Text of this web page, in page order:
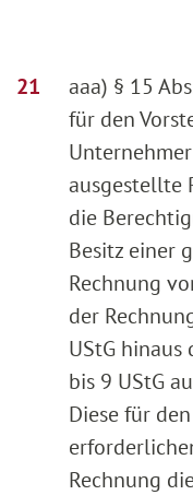
aaa) § 15
für den
ausgestellte
die
Besitz einer
Rechnung
der
UStG hinaus
bis 9 UStG
Diese für
Rechnung